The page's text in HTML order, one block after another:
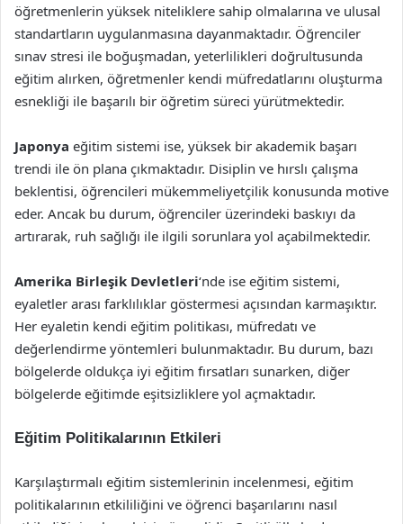
öğretmenlerin yüksek niteliklere sahip olmalarına ve ulusal
standartların uygulanmasına dayanmaktadır. Öğrenciler
sınav stresi ile boğuşmadan, yeterlilikleri doğrultusunda
eğitim alırken, öğretmenler kendi müfredatlarını oluşturma
esnekliği ile başarılı bir öğretim süreci yürütmektedir.
Japonya eğitim sistemi ise, yüksek bir akademik başarı
trendi ile ön plana çıkmaktadır. Disiplin ve hırslı çalışma
beklentisi, öğrencileri mükemmeliyetçilik konusunda motive
eder. Ancak bu durum, öğrenciler üzerindeki baskıyı da
artırarak, ruh sağlığı ile ilgili sorunlara yol açabilmektedir.
Amerika Birleşik Devletleri‘nde ise eğitim sistemi,
eyaletler arası farklılıklar göstermesi açısından karmaşıktır.
Her eyaletin kendi eğitim politikası, müfredatı ve
değerlendirme yöntemleri bulunmaktadır. Bu durum, bazı
bölgelerde oldukça iyi eğitim fırsatları sunarken, diğer
bölgelerde eğitimde eşitsizliklere yol açmaktadır.
Eğitim Politikalarının Etkileri
Karşılaştırmalı eğitim sistemlerinin incelenmesi, eğitim
politikalarının etkililiğini ve öğrenci başarılarını nasıl